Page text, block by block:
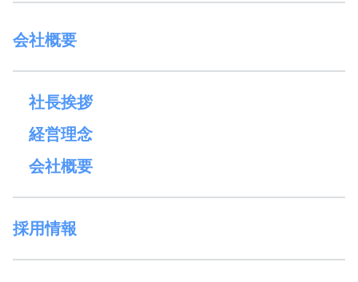
会社概要
社長挨拶
経営理念
会社概要
採用情報